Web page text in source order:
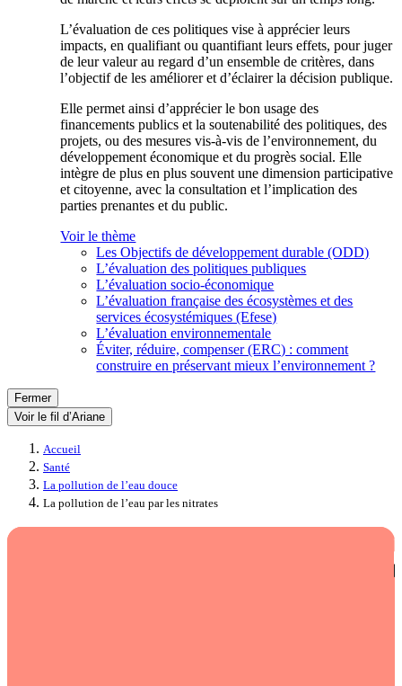
L’évaluation de ces politiques vise à apprécier leurs
impacts, en qualifiant ou quantifiant leurs effets, pour juger
de leur valeur au regard d’un ensemble de critères, dans
l’objectif de les améliorer et d’éclairer la décision publique.
Elle permet ainsi d’apprécier le bon usage des
financements publics et la soutenabilité des politiques, des
projets, ou des mesures vis-à-vis de l’environnement, du
développement économique et du progrès social. Elle
intègre de plus en plus souvent une dimension participative
et citoyenne, avec la consultation et l’implication des
parties prenantes et du public.
Voir le thème
Les Objectifs de développement durable (ODD)
L’évaluation des politiques publiques
L’évaluation socio-économique
L’évaluation française des écosystèmes et des
services écosystémiques (Efese)
L’évaluation environnementale
Éviter, réduire, compenser (ERC) : comment
construire en préservant mieux l’environnement ?
Fermer
Voir le fil d’Ariane
Accueil
Santé
La pollution de l’eau douce
La pollution de l’eau par les nitrates